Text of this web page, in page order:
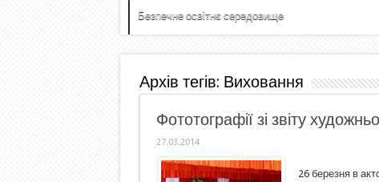
Безпечне освітнє середовище
Архів тегів: Виховання
Фототографії зі звіту
27.03.2014
26 березня в